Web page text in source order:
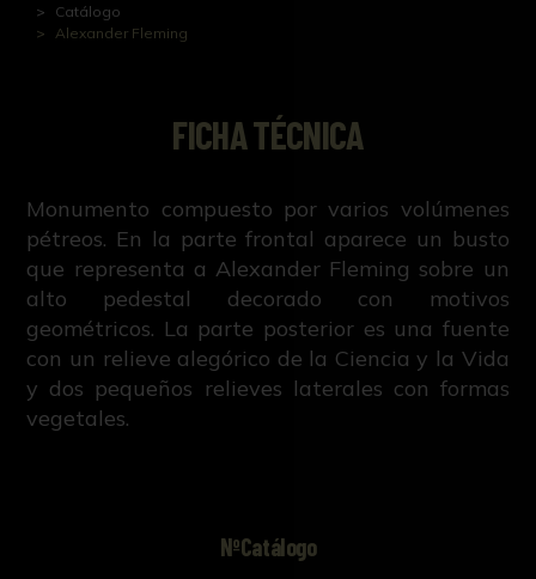
Catálogo
Alexander Fleming
FICHA TÉCNICA
Monumento compuesto por varios volúmenes
pétreos. En la parte frontal aparece un busto
que representa a Alexander Fleming sobre un
alto pedestal decorado con motivos
geométricos. La parte posterior es una fuente
con un relieve alegórico de la Ciencia y la Vida
y dos pequeños relieves laterales con formas
vegetales.
NºCatálogo